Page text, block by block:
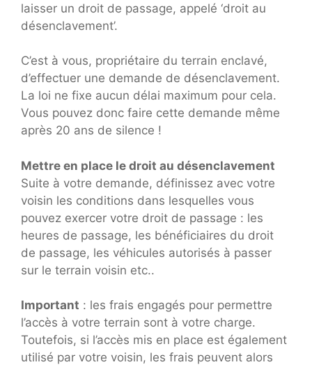
laisser un droit de passage, appelé ‘droit au
désenclavement’.
C’est à vous, propriétaire du terrain enclavé,
d’effectuer une demande de désenclavement.
La loi ne fixe aucun délai maximum pour cela.
Vous pouvez donc faire cette demande même
après 20 ans de silence !
Mettre en place le droit au désenclavement
Suite à votre demande, définissez avec votre
voisin les conditions dans lesquelles vous
pouvez exercer votre droit de passage : les
heures de passage, les bénéficiaires du droit
de passage, les véhicules autorisés à passer
sur le terrain voisin etc..
Important : les frais engagés pour permettre
l’accès à votre terrain sont à votre charge.
Toutefois, si l’accès mis en place est également
utilisé par votre voisin, les frais peuvent alors